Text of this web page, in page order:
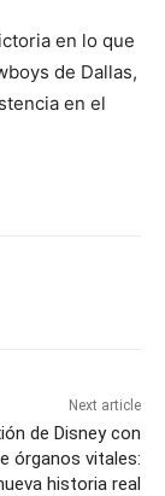
en lo que
de Dallas,
en el
Next article
de Disney con
órganos vitales:
historia real